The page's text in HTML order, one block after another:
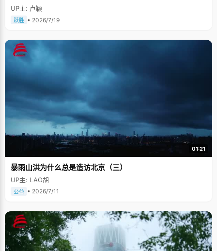
UP主: 卢颖
跃胜 • 2026/7/19
01:21
暴雨山洪为什么总是造访北京（三）
UP主: LAO胡
公益 • 2026/7/11